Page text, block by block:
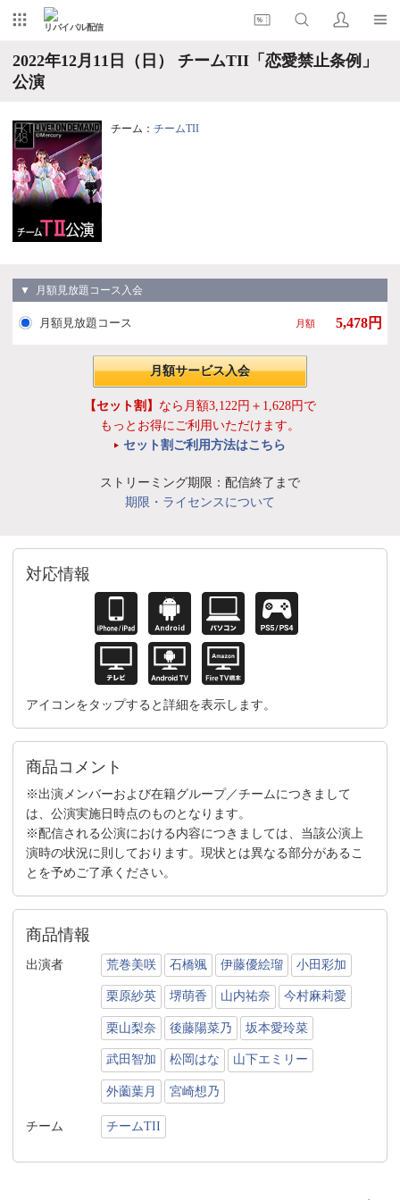
リバイバル配信
2022年12月11日（日） チームTII「恋愛禁止条例」
公演
チーム： チームTII
▼ 月額見放題コース入会
月額見放題コース 月額 5,478円
月額サービス入会
【セット割】 なら月額3,122円＋1,628円で
もっとお得にご利用いただけます。
セット割ご利用方法はこちら
ストリーミング期限：配信終了まで
期限・ライセンスについて
対応情報
アイコンをタップすると詳細を表示します。
商品コメント
※出演メンバーおよび在籍グループ／チームにつきまして
は、公演実施日時点のものとなります。
※配信される公演における内容につきましては、当該公演上
演時の状況に則しております。現状とは異なる部分があるこ
とを予めご了承ください。
商品情報
出演者 荒巻美咲 石橋颯 伊藤優絵瑠 小田彩加
栗原紗英 堺萌香 山内祐奈 今村麻莉愛
栗山梨奈 後藤陽菜乃 坂本愛玲菜
武田智加 松岡はな 山下エミリー
外薗葉月 宮崎想乃
チーム チームTII